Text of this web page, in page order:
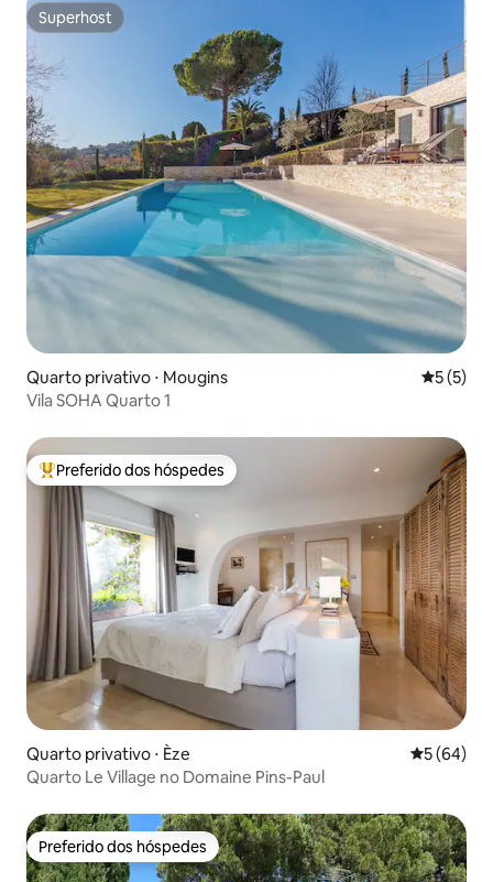
Superhost
Superhost
Quarto privativo ⋅ Mougins 5 de
5 (5)
Vila SOHA Quarto 1
Entre os melhores preferidos dos hóspedes
Preferido dos hóspedes
Quarto privativo ⋅ Èze 5 de uma
5 (64)
Quarto Le Village no Domaine Pins-Paul
Preferido dos hóspedes
Preferido dos hóspedes